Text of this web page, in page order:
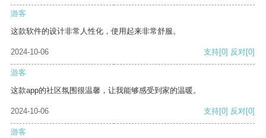
游客
这款软件的设计非常人性化，使用起来非常舒服。
2024-10-06 支持[0] 反对[0]
游客
这款app的社区氛围很温馨，让我能够感受到家的温暖。
2024-10-06 支持[0] 反对[0]
游客